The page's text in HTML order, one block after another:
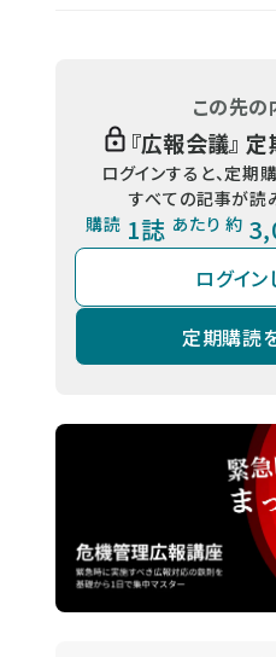
この先
『広報会議』
ログインすると、定期
すべての記事が読
購読 1誌 あたり 約
ログイ
定期購読